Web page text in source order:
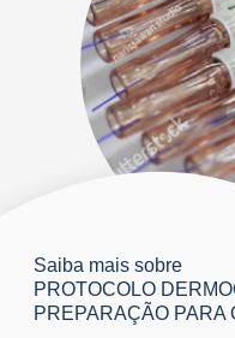
Saiba mais sobre
PROTOCOLO
PREPARAÇÃO PARA